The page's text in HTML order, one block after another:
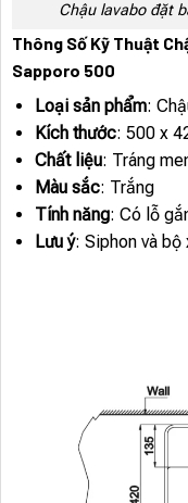
Chậu lavabo đặt
Thông Số Kỹ Thuật
Sapporo 500
Loại sản phẩm:
Kích thước: 500 x
Chất liệu: Tráng
Màu sắc: Trắng
Tính năng: Có lỗ
Lưu ý: Siphon và